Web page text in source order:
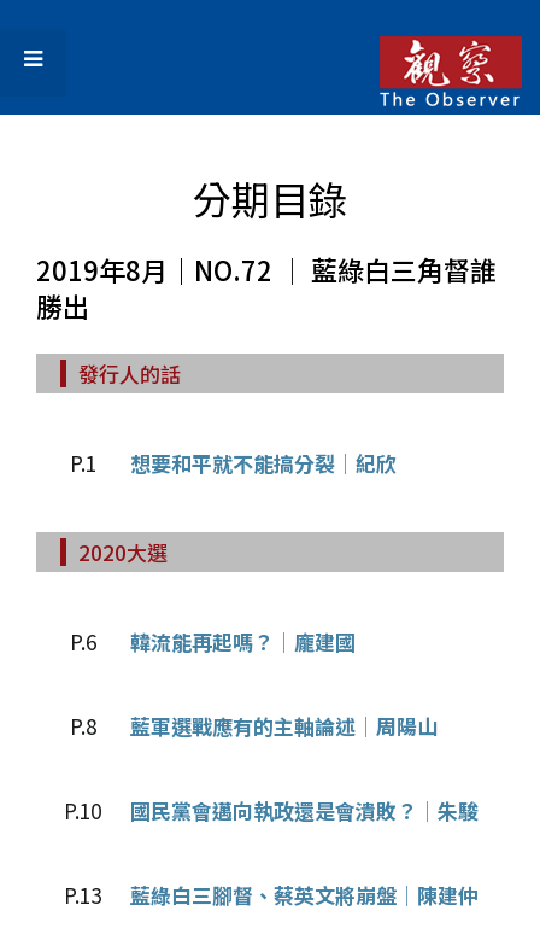
分期目錄
2019年8月｜NO.72 │ 藍綠白三角督誰
勝出
發行人的話
P.1 想要和平就不能搞分裂│紀欣
2020大選
P.6 韓流能再起嗎？│龐建國
P.8 藍軍選戰應有的主軸論述│周陽山
P.10 國民黨會邁向執政還是會潰敗？│朱駿
P.13 藍綠白三腳督、蔡英文將崩盤│陳建仲